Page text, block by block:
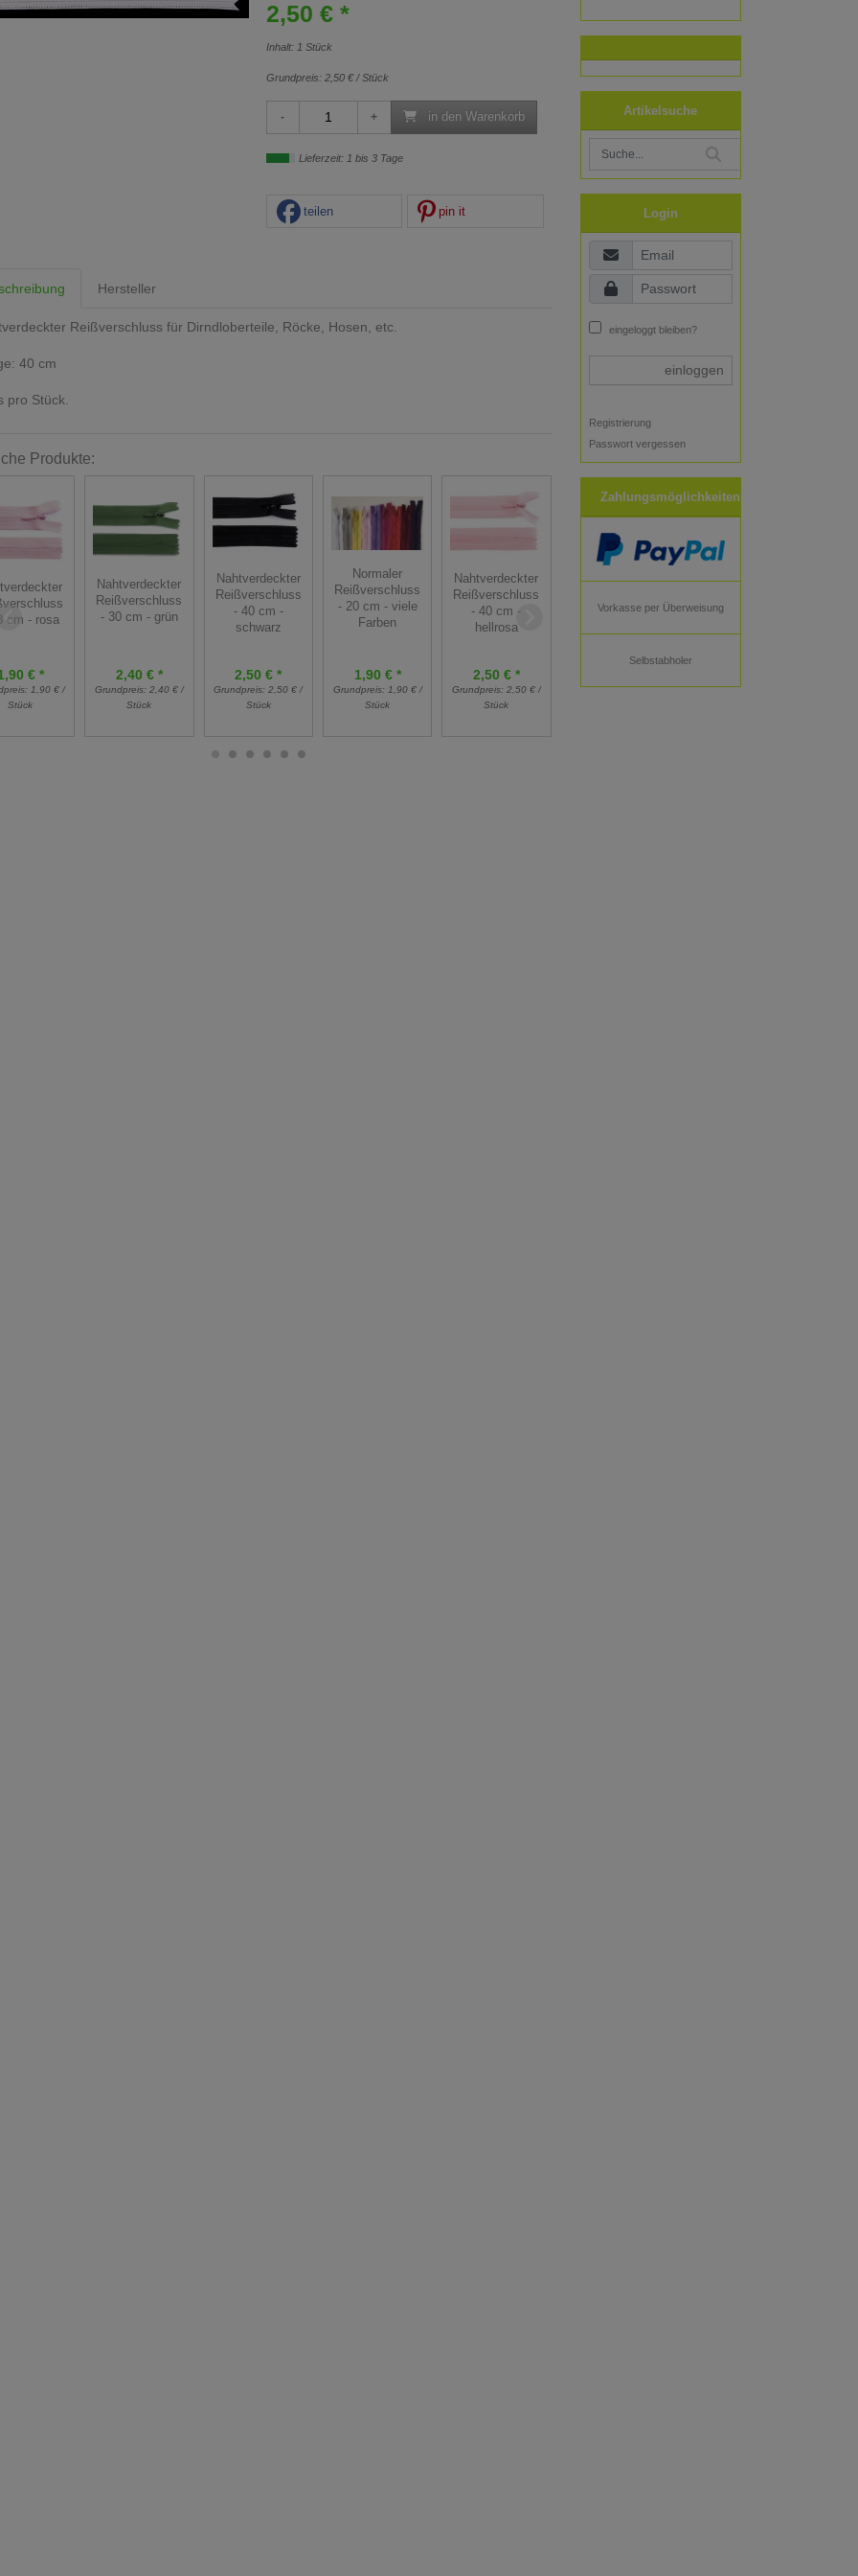
2,50 € *
Inhalt: 1 Stück
Grundpreis: 2,50 € / Stück
in den Warenkorb
Lieferzeit: 1 bis 3 Tage
teilen pin it
Hersteller
Reißverschluss für Dirndloberteile, Röcke, Hosen, etc.
40 cm
pro Stück.
Produkte:
cm - rosa
€ *
1,90 € /
Stück
Nahtverdeckter
Reißverschluss
- 30 cm - grün
2,40 € *
Grundpreis: 2,40 € /
Stück
Nahtverdeckter
Reißverschluss
- 40 cm -
schwarz
2,50 € *
Grundpreis: 2,50 € /
Stück
Normaler
Reißverschluss
- 20 cm - viele
Farben
1,90 € *
Grundpreis: 1,90 € /
Stück
Nahtverdeckter
Reißverschluss
- 40 cm -
hellrosa
2,50 € *
Grundpreis: 2,50 € /
Stück
Nahtverdeckter
- 40 cm - senf
Grundpreis:2,50 € /
Reißverschluss
Grundpreis:
Artikelsuche
Login
eingeloggt bleiben?
einloggen
Registrierung
Passwort vergessen
Zahlungsmöglichkeiten
Vorkasse per Überweisung
Selbstabholer